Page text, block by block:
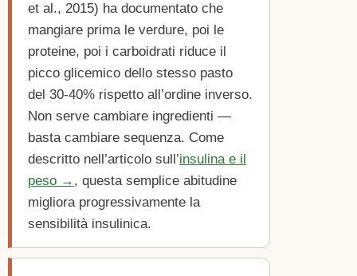
et al., 2015) ha documentato che
mangiare prima le verdure, poi le
proteine, poi i carboidrati riduce il
picco glicemico dello stesso pasto
del 30-40% rispetto all’ordine inverso.
Non serve cambiare ingredienti —
basta cambiare sequenza. Come
descritto nell’articolo sull’insulina e il
peso → , questa semplice abitudine
migliora progressivamente la
sensibilità insulinica.